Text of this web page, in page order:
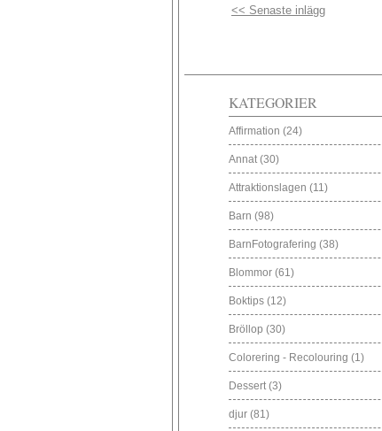
<< Senaste inlägg
KATEGORIER
Affirmation (24)
Annat (30)
Attraktionslagen (11)
Barn (98)
BarnFotografering (38)
Blommor (61)
Boktips (12)
Bröllop (30)
Colorering - Recolouring (1)
Dessert (3)
djur (81)